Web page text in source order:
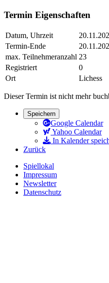
Termin Eigenschaften
Datum, Uhrzeit
Termin-Ende
max. Teilnehmeranzahl 23
Registriert
0
Ort
Lichess
Dieser Termin ist nicht mehr
Speichern
Google Calendar
Yahoo Calendar
In Kalender
Zurück
Spiellokal
Impressum
Newsletter
Datenschutz